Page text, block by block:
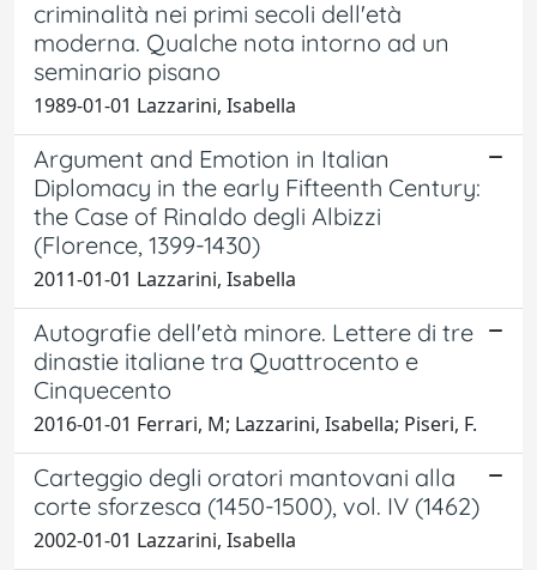
criminalità nei primi secoli dell'età
moderna. Qualche nota intorno ad un
seminario pisano
1989-01-01 Lazzarini, Isabella
Argument and Emotion in Italian
Diplomacy in the early Fifteenth Century:
the Case of Rinaldo degli Albizzi
(Florence, 1399-1430)
2011-01-01 Lazzarini, Isabella
Autografie dell'età minore. Lettere di tre
dinastie italiane tra Quattrocento e
Cinquecento
2016-01-01 Ferrari, M; Lazzarini, Isabella; Piseri, F.
Carteggio degli oratori mantovani alla
corte sforzesca (1450-1500), vol. IV (1462)
2002-01-01 Lazzarini, Isabella